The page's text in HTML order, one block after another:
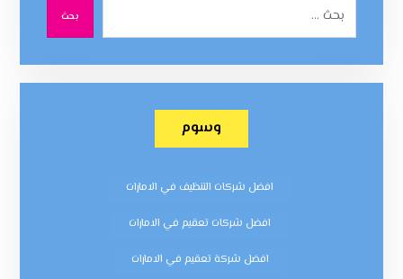
بحث
وسوم
افضل شركات التنظيف في الامارات
افضل شركات تعقيم في الامارات
افضل شركة تعقيم في الامارات